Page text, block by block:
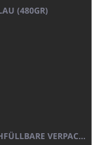
(480GR)
KÖRPERLOTION 1L OLIVIA THINKS (NACHFÜLLBARE VERPACKUNG)